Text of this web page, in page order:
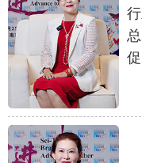
陕西 甘
新疆 内
多语种频道
English